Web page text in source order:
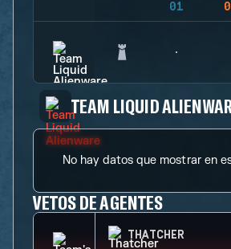
01
TEAM LIQUID
No hay datos que mostrar en
VETOS DE AGENTES
THATCHER